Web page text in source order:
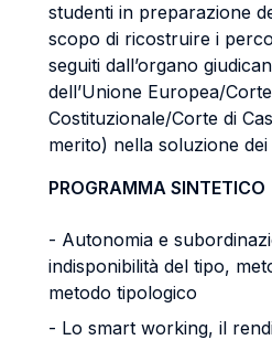
studenti in preparazione
scopo di ricostruire i
seguiti dall’organo
dell’Unione Europea/Corte
Costituzionale/Corte di
merito) nella soluzione
PROGRAMMA SINTETICO
- Autonomia e
indisponibilità del tipo,
metodo tipologico
- Lo smart working, il